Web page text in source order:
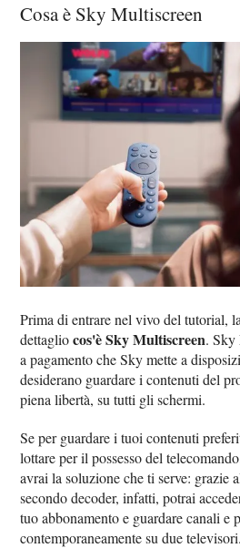
Cosa è Sky Multiscreen
Prima di entrare nel vivo del tutorial,
dettagliocos'è Sky Multiscreen. Sky
a pagamento che Sky mette a
desiderano guardare i contenuti del
piena libertà, su tutti gli schermi.
Se per guardare i tuoi contenuti
lottare per il possesso del
avrai la soluzione che ti serve: grazie
secondo decoder, infatti, potrai
tuo abbonamento e guardare canali e
contemporaneamente su due televisori.